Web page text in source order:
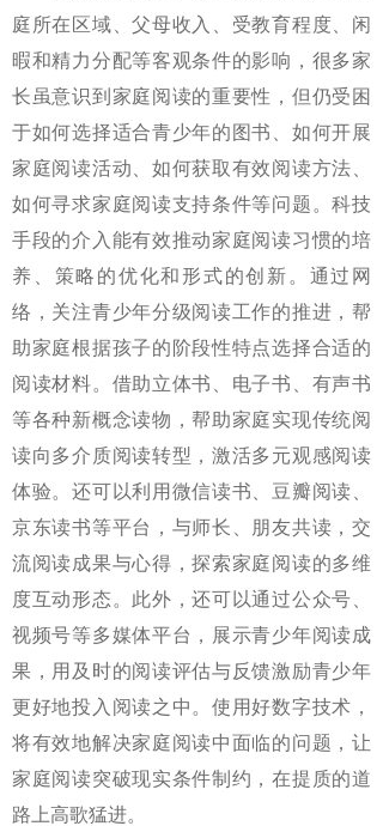
庭所在区域、父母收入、受教育程度、闲
暇和精力分配等客观条件的影响，很多家
长虽意识到家庭阅读的重要性，但仍受困
于如何选择适合青少年的图书、如何开展
家庭阅读活动、如何获取有效阅读方法、
如何寻求家庭阅读支持条件等问题。科技
手段的介入能有效推动家庭阅读习惯的培
养、策略的优化和形式的创新。通过网
络，关注青少年分级阅读工作的推进，帮
助家庭根据孩子的阶段性特点选择合适的
阅读材料。借助立体书、电子书、有声书
等各种新概念读物，帮助家庭实现传统阅
读向多介质阅读转型，激活多元观感阅读
体验。还可以利用微信读书、豆瓣阅读、
京东读书等平台，与师长、朋友共读，交
流阅读成果与心得，探索家庭阅读的多维
度互动形态。此外，还可以通过公众号、
视频号等多媒体平台，展示青少年阅读成
果，用及时的阅读评估与反馈激励青少年
更好地投入阅读之中。使用好数字技术，
将有效地解决家庭阅读中面临的问题，让
家庭阅读突破现实条件制约，在提质的道
路上高歌猛进。